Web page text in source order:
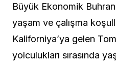
Büyük Ekonomik
yaşam ve çalışma
Kaliforniya’ya gelen
yolculukları sırasında